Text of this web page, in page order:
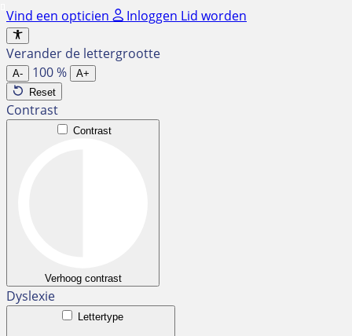
Ga
naar
de
inhoud
Vind een opticien Inloggen Lid worden
Verander de lettergrootte
A- 100%
A+
Reset
Contrast
Contrast
Verhoog contrast
Dyslexie
Lettertype